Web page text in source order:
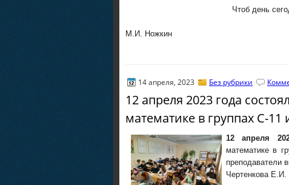
Чтоб день сегодняшний
М.И. Ножкин
14 апреля, 2023 Без рубрики
12 апреля 2023 года
математике в группах С-11
12 апреля
математике в
преподаватели
Чертенкова Е.И.